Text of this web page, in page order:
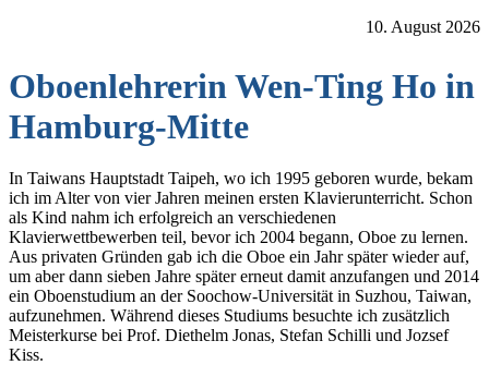
10. August 2026
Oboenlehrerin Wen-Ting Ho in
Hamburg-Mitte
In Taiwans Hauptstadt Taipeh, wo ich 1995 geboren wurde, bekam
ich im Alter von vier Jahren meinen ersten Klavierunterricht. Schon
als Kind nahm ich erfolgreich an verschiedenen
Klavierwettbewerben teil, bevor ich 2004 begann, Oboe zu lernen.
Aus privaten Gründen gab ich die Oboe ein Jahr später wieder auf,
um aber dann sieben Jahre später erneut damit anzufangen und 2014
ein Oboenstudium an der Soochow-Universität in Suzhou, Taiwan,
aufzunehmen. Während dieses Studiums besuchte ich zusätzlich
Meisterkurse bei Prof. Diethelm Jonas, Stefan Schilli und Jozsef
Kiss.